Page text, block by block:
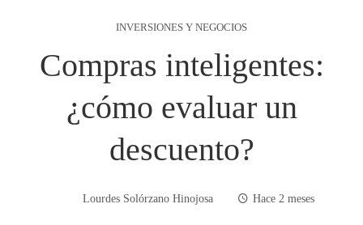
INVERSIONES Y NEGOCIOS
Compras inteligentes:
¿cómo evaluar un
descuento?
Lourdes Solórzano Hinojosa Hace 2 meses